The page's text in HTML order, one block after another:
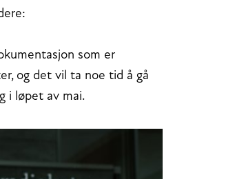
som er
og det vil ta noe tid å gå
i løpet av mai.